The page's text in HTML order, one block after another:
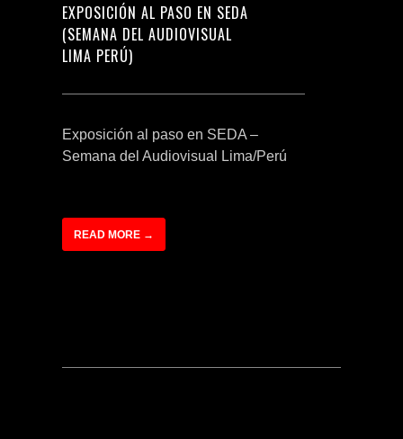
EXPOSICIÓN AL PASO EN SEDA
(SEMANA DEL AUDIOVISUAL
LIMA PERÚ)
Exposición al paso en SEDA –
Semana del Audiovisual Lima/Perú
READ MORE →